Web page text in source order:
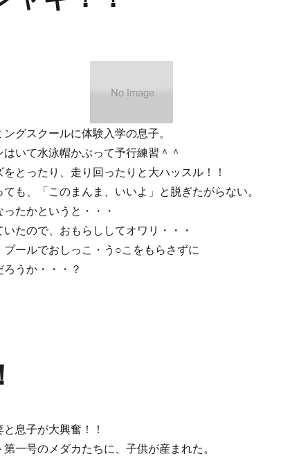
グスクールに体験入学の息子。
いて水泳帽かぶって予行練習＾＾
とったり、走り回ったりと大ハッスル！！
も、「このまんま、いいよ」と脱ぎたがらない。
たかというと・・・
たので、おもらししてオワリ・・・
プールでおしっこ・う○こをもらさずに
うか・・・？
息子が大興奮！！
一号のメダカたちに、子供が産まれた。